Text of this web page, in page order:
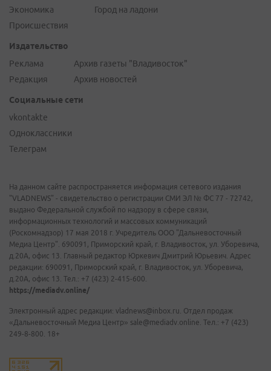
Экономика
Происшествия
Город на ладони
Издательство
Реклама
Редакция
Архив газеты "Владивосток"
Архив новостей
Социальные сети
vkontakte
Одноклассники
Телеграм
На данном сайте распространяется информация сетевого издания
"VLADNEWS" - свидетельство о регистрации СМИ ЭЛ № ФС 77 - 72742,
выдано Федеральной службой по надзору в сфере связи,
информационных технологий и массовых коммуникаций
(Роскомнадзор) 17 мая 2018 г. Учредитель ООО "Дальневосточный
Медиа Центр". 690091, Приморский край, г. Владивосток, ул. Уборевича,
д.20А, офис 13. Главный редактор Юркевич Дмитрий Юрьевич. Адрес
редакции: 690091, Приморский край, г. Владивосток, ул. Уборевича,
д.20А, офис 13. Тел.: +7 (423) 2-415-600.
https://mediadv.online/
Электронный адрес редакции: vladnews@inbox.ru. Отдел продаж
«Дальневосточный Медиа Центр» sale@mediadv.online. Тел.: +7 (423)
249-8-800. 18+